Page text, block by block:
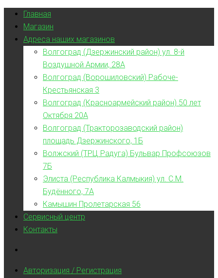
Главная
Магазин
Адреса наших магазинов
Волгоград (Дзержинский район) ул. 8-й
Воздушной Армии, 28А
Волгоград (Ворошиловский) Рабоче-
Крестьянская 3
Волгоград (Красноармейский район) 50 лет
Октября 20А
Волгоград (Тракторозаводский район)
площадь Дзержинского, 1Б
Волжский (ТРЦ Радуга) Бульвар Профсоюзов
7Б
Элиста (Республика Калмыкия) ул. С.М.
Будённого, 7А
Камышин Пролетарская 56
Сервисный центр
Контакты
Авторизация / Регистрация